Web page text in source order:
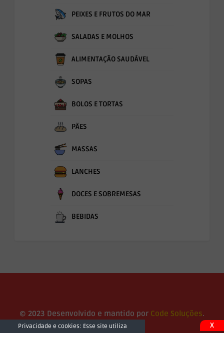
PEIXES E FRUTOS DO MAR
SALADAS E MOLHOS
ALIMENTAÇÃO SAUDÁVEL
SOPAS
BOLOS E TORTAS
PÃES
MASSAS
LANCHES
DOCES E SOBREMESAS
BEBIDAS
© 2023 Desenvolvido e mantido por Code Soluções.
Privacidade e cookies: Esse site utiliza
X